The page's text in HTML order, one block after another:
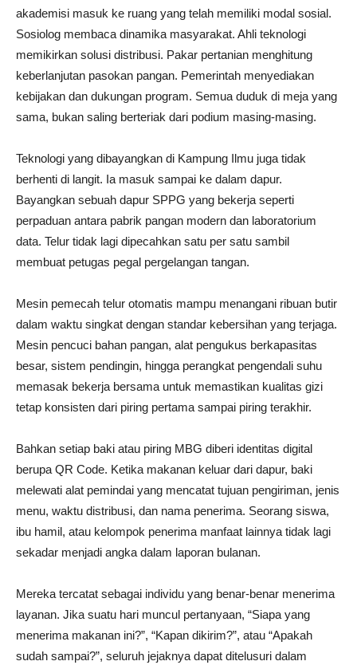
akademisi masuk ke ruang yang telah memiliki modal sosial.
Sosiolog membaca dinamika masyarakat. Ahli teknologi
memikirkan solusi distribusi. Pakar pertanian menghitung
keberlanjutan pasokan pangan. Pemerintah menyediakan
kebijakan dan dukungan program. Semua duduk di meja yang
sama, bukan saling berteriak dari podium masing-masing.
Teknologi yang dibayangkan di Kampung Ilmu juga tidak
berhenti di langit. Ia masuk sampai ke dalam dapur.
Bayangkan sebuah dapur SPPG yang bekerja seperti
perpaduan antara pabrik pangan modern dan laboratorium
data. Telur tidak lagi dipecahkan satu per satu sambil
membuat petugas pegal pergelangan tangan.
Mesin pemecah telur otomatis mampu menangani ribuan butir
dalam waktu singkat dengan standar kebersihan yang terjaga.
Mesin pencuci bahan pangan, alat pengukus berkapasitas
besar, sistem pendingin, hingga perangkat pengendali suhu
memasak bekerja bersama untuk memastikan kualitas gizi
tetap konsisten dari piring pertama sampai piring terakhir.
Bahkan setiap baki atau piring MBG diberi identitas digital
berupa QR Code. Ketika makanan keluar dari dapur, baki
melewati alat pemindai yang mencatat tujuan pengiriman, jenis
menu, waktu distribusi, dan nama penerima. Seorang siswa,
ibu hamil, atau kelompok penerima manfaat lainnya tidak lagi
sekadar menjadi angka dalam laporan bulanan.
Mereka tercatat sebagai individu yang benar-benar menerima
layanan. Jika suatu hari muncul pertanyaan, “Siapa yang
menerima makanan ini?”, “Kapan dikirim?”, atau “Apakah
sudah sampai?”, seluruh jejaknya dapat ditelusuri dalam